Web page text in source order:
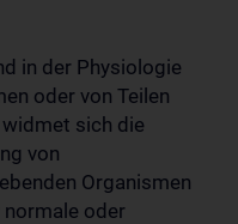
in der Physiologie
oder von Teilen
sich die
von
Organismen
normale oder